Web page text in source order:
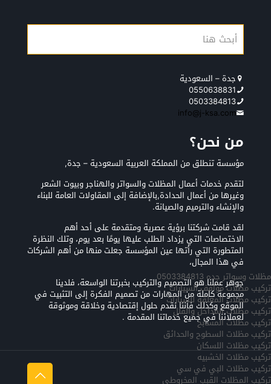
جدة – السعودية
0550638831
0503384813
info@j-ksa.com
من نحن؟
مؤسسة تنطلق من المملكة العربية السعودية – جدة,
لتقدم خدمات أعمال المظلات والسواتر والهناجر وبيوت الشعر
وغيرها من أعمال الحدادة,بالإضافة إلى المقاولات العامة للبناء
والإنشاء والترميم والصيانة.
لقد قامت شركتنا برؤية عصرية ومتقدمة على أحد أهم
الاختصاصات التي يزداد الطلب عليها يومًا بعد يوم، وتلك النظرة
المتطورة التي رأتها عين المؤسسة جعلت منها من أهم الشركات
في هذا المجال،
جوهر عملنا هو التصميم والتركيب بخبرتنا الواسعة، فلدينا
مجموعة كاملة من المهارات من تصميم الفكرة إلى التثبيت في
الموقع وكذلك فأننا نقدم حلول إقتصادية وخلاقة وموثوقة
لعملائنا في جميع خدماتنا المقدمة .
مظلات وسواتر جده 0503384813
تركيب مظلات مواقف السيارات
تركيب مظلات المعلقه للسيارات
تركيب مظلات المداخل والفلل
تركيب مظلات المسابح
تركيب مظلات السطوح والحدائق
تركيب مظلات اللسكان
تركيب مظلات الخشبيه
تركيب مظلات البي في سي
تركيب المظلات القبب المخروطي